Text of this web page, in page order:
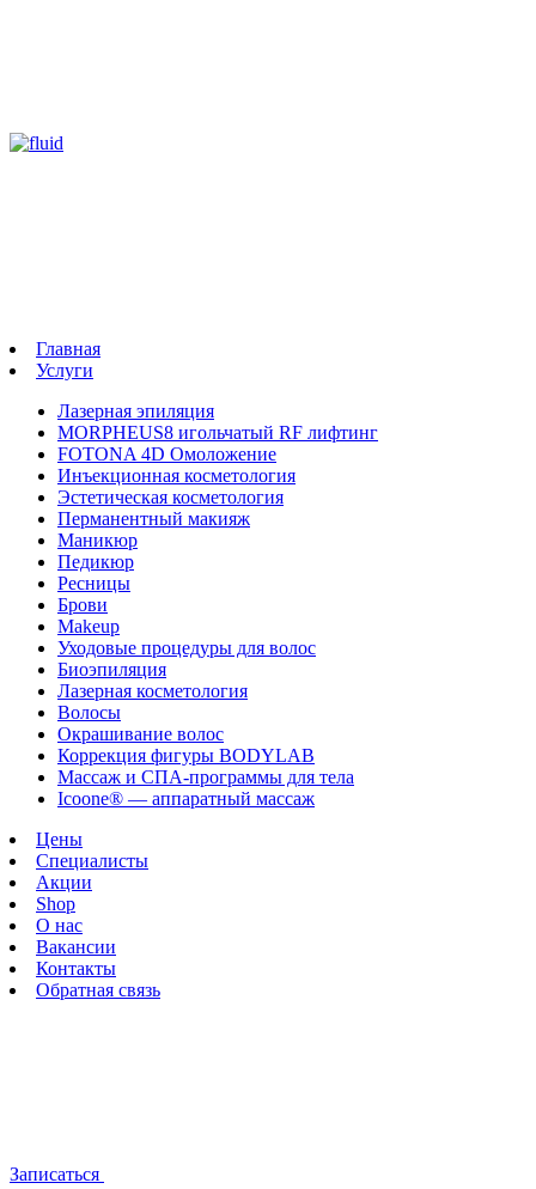
Главная
Услуги
Лазерная эпиляция
MORPHEUS8 игольчатый RF лифтинг
FOTONA 4D Омоложение
Инъекционная косметология
Эстетическая косметология
Перманентный макияж
Маникюр
Педикюр
Ресницы
Брови
Makeup
Уходовые процедуры для волос
Биоэпиляция
Лазерная косметология
Волосы
Окрашивание волос
Коррекция фигуры BODYLAB
Массаж и СПА-программы для тела
Icoone®️ — аппаратный массаж
Цены
Специалисты
Акции
Shop
О нас
Вакансии
Контакты
Обратная связь
Записаться